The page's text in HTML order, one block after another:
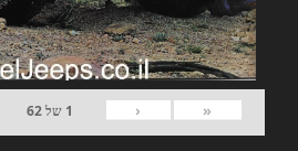
«
‹
1 של62